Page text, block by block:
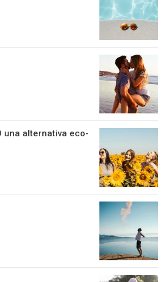
una alternativa eco-